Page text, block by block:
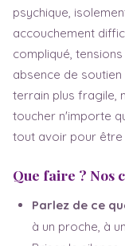
psychique,
accouchement
compliqué,
absence de
terrain plus fragile,
toucher n'importe
tout avoir pour être
Que faire ? Nos
Parlez de ce
à un proche, à